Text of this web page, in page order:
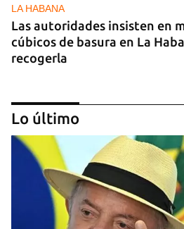
LA HABANA
Las autoridades insisten en
cúbicos de basura en La
recogerla
Lo último